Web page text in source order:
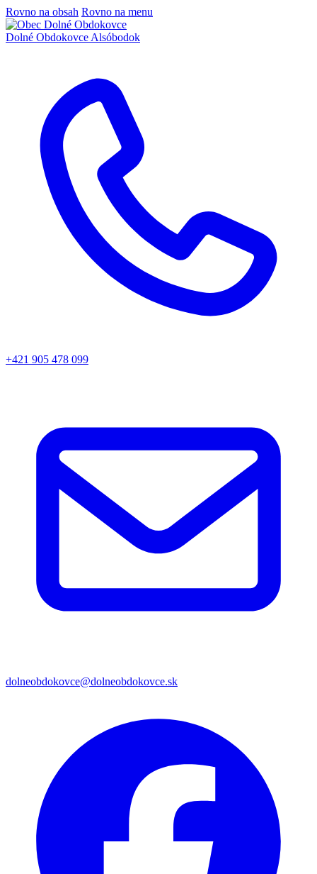
Rovno na obsah Rovno na menu
Dolné Obdokovce Alsóbodok
+421 905 478 099
dolneobdokovce@dolneobdokovce.sk